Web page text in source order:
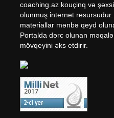
coaching.az kouçinq və
olunmuş internet
materiallar mənbə qeyd
Portalda dərc olunan
mövqeyini əks etdirir.